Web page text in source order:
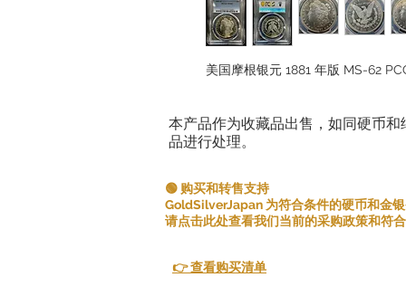
美国摩根银元 1881 年版 MS-62
本产品作为收藏品出售，如同硬币
品进行处理。
🟢 购买和转售支持
GoldSilverJapan 为符合条件的硬币和金
请点击此处查看我们当前的采购政策和符
👉 查看购买清单